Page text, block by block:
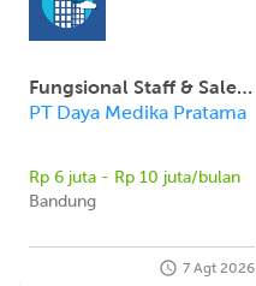
Fungsional Staff & Sales/Marketing - Solusi Sistem Informasi Rumah Sakit Terintegrasi
PT Daya Medika Pratama
Rp 6 juta - Rp 10 juta/bulan
Bandung
7 Agt 2026